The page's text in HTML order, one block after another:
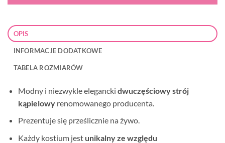
OPIS
INFORMACJE DODATKOWE
TABELA ROZMIARÓW
Modny i niezwykle elegancki dwuczęściowy strój
kąpielowyrenomowanego producenta.
Prezentuje się prześlicznie na żywo.
Każdy kostium jest unikalny ze względu